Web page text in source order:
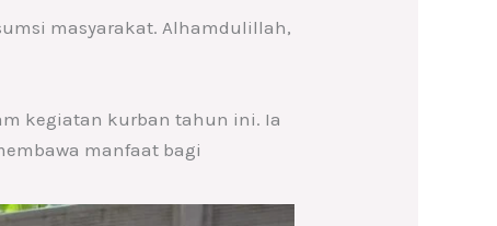
masyarakat. Alhamdulillah,
kegiatan kurban tahun ini. Ia
manfaat bagi